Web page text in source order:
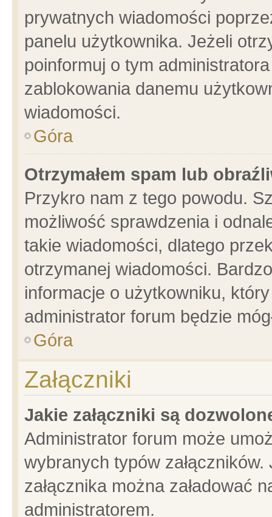
prywatnych wiadomości
panelu użytkownika. Jeżeli
poinformuj o tym
zablokowania danemu
wiadomości.
Góra
Otrzymałem spam lub
Przykro nam z tego powodu.
możliwość sprawdzenia i
takie wiadomości, dlatego
otrzymanej wiadomości.
informacje o użytkowniku,
administrator forum będzie
Góra
Załączniki
Jakie załączniki są
Administrator forum może
wybranych typów
załącznika można załadować
administratorem.